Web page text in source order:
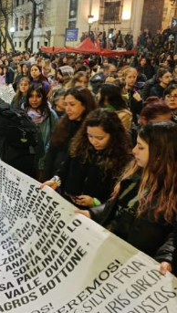
que se pierde río
el bajo delta
a isleños,
y vecinos que
en disputa.